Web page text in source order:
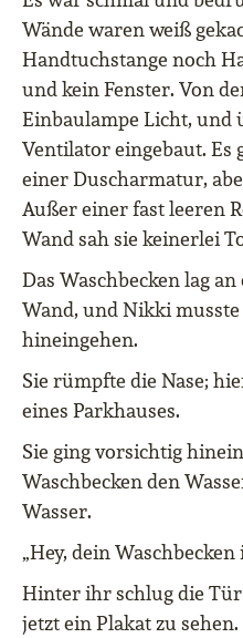
Wände waren weiß
Handtuchstange noch
und kein Fenster. Von
Einbaulampe Licht, und
Ventilator eingebaut. Es
einer Duscharmatur,
Außer einer fast leeren
Wand sah sie keinerlei
Das Waschbecken lag
Wand, und Nikki
hineingehen.
Sie rümpfte die Nase;
eines Parkhauses.
Sie ging vorsichtig
Waschbecken den
Wasser.
„Hey, dein
Hinter ihr schlug die
jetzt ein Plakat zu